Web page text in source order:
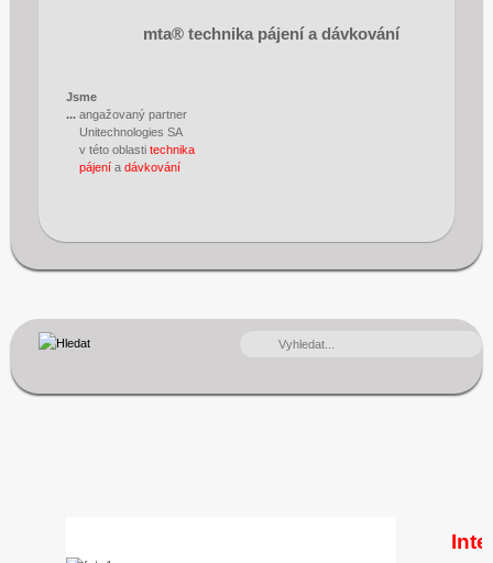
mta® technika pájení a dávkování
Jsme
... angažovaný partner
Unitechnologies SA
v této oblasti technika
pájení a dávkování
VYHLEDÁVÁNÍ...